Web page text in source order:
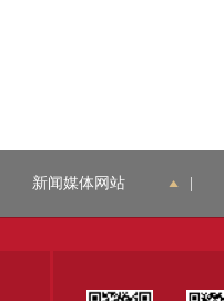
新闻媒体网站